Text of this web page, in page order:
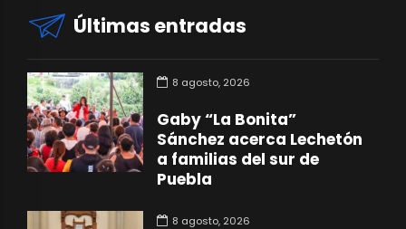
Últimas entradas
8 agosto, 2026
Gaby “La Bonita”
Sánchez acerca Lechetón
a familias del sur de
Puebla
8 agosto, 2026